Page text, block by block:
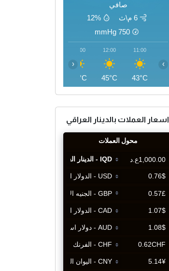
صافي
6 م\ث
12%
750
mmHg
11:00
43°C
12:00
45°C
13:00
46°C
‹ ›
اسعار العملات بالدينار العراقي